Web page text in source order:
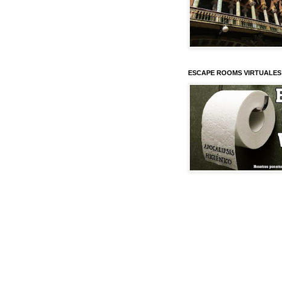
ESCAPE ROOMS VIRTUALES